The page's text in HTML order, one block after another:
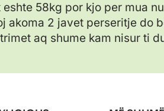
58kg por kjo per mua
akoma 2 javet perseritje do
aq shume kam nisur ti